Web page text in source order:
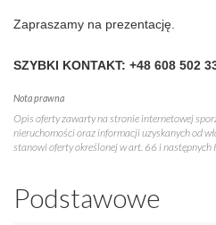
Zapraszamy na prezentację.
SZYBKI KONTAKT: +48 608 502
Nota prawna
Opis oferty zawarty na stronie internetowej
nieruchomości oraz informacji uzyskanych od
stanowi oferty określonej w art. 66 i następnych
Podstawowe